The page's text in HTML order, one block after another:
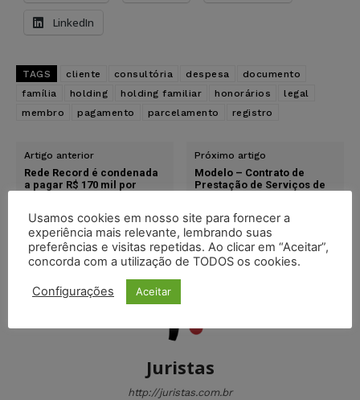
LinkedIn
TAGS cliente consultória despesa
documento
família
holding holding familiar honorários
legal
membro
pagamento parcelamento registro
Artigo anterior
Rede Record é condenada
a pagar R$ 170 mil por
Próximo artigo
Modelo – Contrato de
Prestação de Serviços de
Juristas
http://juristas.com.br
Usamos cookies em nosso site para fornecer a
experiência mais relevante, lembrando suas
preferências e visitas repetidas. Ao clicar em “Aceitar”,
concorda com a utilização de TODOS os cookies.
Configurações Aceitar